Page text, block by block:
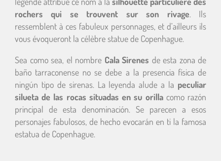
rochers qui se trouvent sur son rivage. Ils
ressemblent à ces fabuleux personnages, et d’ailleurs ils
vous évoqueront la célèbre statue de Copenhague.
Sea como sea, el nombre Cala Sirenes de esta zona de
baño tarraconense no se debe a la presencia física de
ningún tipo de sirenas. La leyenda alude a la peculiar
silueta de las rocas situadas en su orillacomo razón
principal de esta denominación. Se parecen a esos
personajes fabulosos, de hecho evocarán en ti la famosa
estatua de Copenhague.